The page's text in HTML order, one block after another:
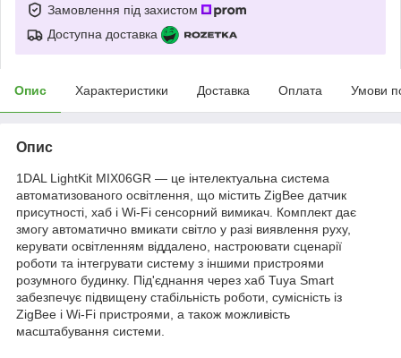
Замовлення під захистом
Доступна доставка
Опис Характеристики Доставка Оплата Умови
Опис
1DAL LightKit MIX06GR — це інтелектуальна система
автоматизованого освітлення, що містить ZigBee датчик
присутності, хаб і Wi-Fi сенсорний вимикач. Комплект дає
змогу автоматично вмикати світло у разі виявлення руху,
керувати освітленням віддалено, настроювати сценарії
роботи та інтегрувати систему з іншими пристроями
розумного будинку. Під'єднання через хаб Tuya Smart
забезпечує підвищену стабільність роботи, сумісність із
ZigBee і Wi-Fi пристроями, а також можливість
масштабування системи.